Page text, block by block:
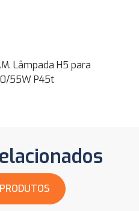
Lâmpada H5 para
55W P45t